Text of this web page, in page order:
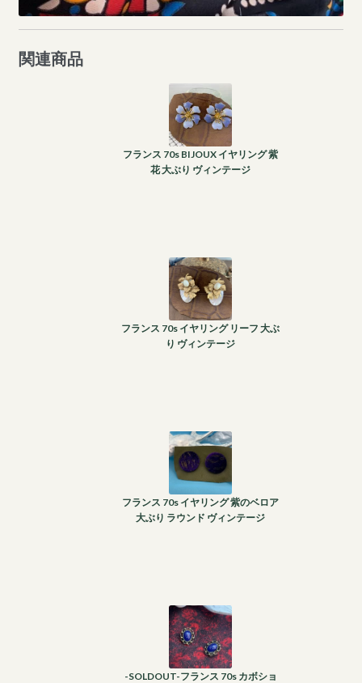
関連商品
フランス 70s BIJOUX イヤリング 紫
花 大ぶり ヴィンテージ
フランス 70s イヤリング リーフ 大ぶ
り ヴィンテージ
フランス 70s イヤリング 紫のベロア
大ぶり ラウンド ヴィンテージ
-SOLDOUT-フランス 70s カボショ